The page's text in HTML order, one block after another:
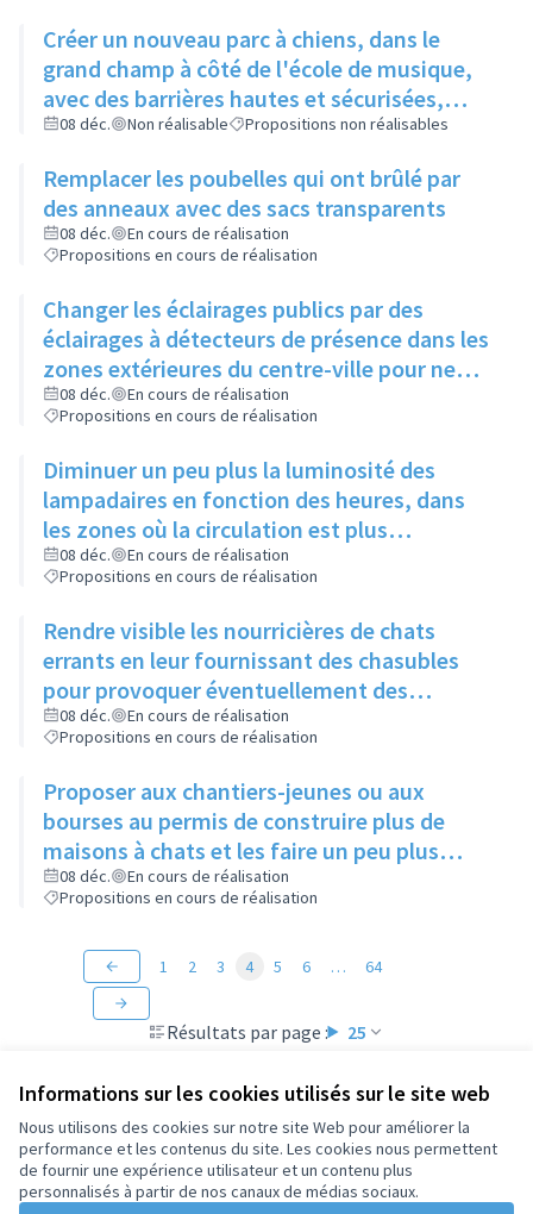
Informations sur les cookies utilisés sur le site web
Nous utilisons des cookies sur notre site Web pour améliorer la
performance et les contenus du site. Les cookies nous permettent
de fournir une expérience utilisateur et un contenu plus
personnalisés à partir de nos canaux de médias sociaux.
Créer un nouveau parc à chiens, dans le
grand champ à côté de l'école de musique,
avec des barrières hautes et sécurisées,
pour qu'il y ait assez d'espace pour que les
08 déc. Non réalisable Propositions non réalisables
Remplacer les poubelles qui ont brûlé par
des anneaux avec des sacs transparents
08 déc.
En cours de réalisation
Propositions en cours de réalisation
Changer les éclairages publics par des
éclairages à détecteurs de présence dans les
zones extérieures du centre-ville pour ne
pas gêner certaines espèces d'animaux
08 déc.
En cours de réalisation
Propositions en cours de réalisation
Diminuer un peu plus la luminosité des
lampadaires en fonction des heures, dans
les zones où la circulation est plus
importante, sans jamais éteindre
complètement
08 déc.
En cours de réalisation
Propositions en cours de réalisation
Rendre visible les nourricières de chats
errants en leur fournissant des chasubles
pour provoquer éventuellement des
échanges avec des personnes intéressées
08 déc.
En cours de réalisation
Propositions en cours de réalisation
Proposer aux chantiers-jeunes ou aux
bourses au permis de construire plus de
maisons à chats et les faire un peu plus
grandes que celles existantes
08 déc.
En cours de réalisation
Propositions en cours de réalisation
Résultats par page : 25
1 2 3 4 5 6 … 64
Conditions d'utilisation
Paramètres des cookies